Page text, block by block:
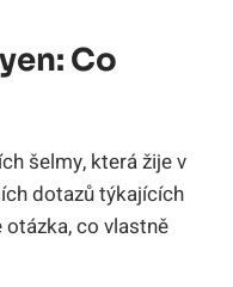
Co
šelmy, která žije v
dotazů týkajících
co vlastně